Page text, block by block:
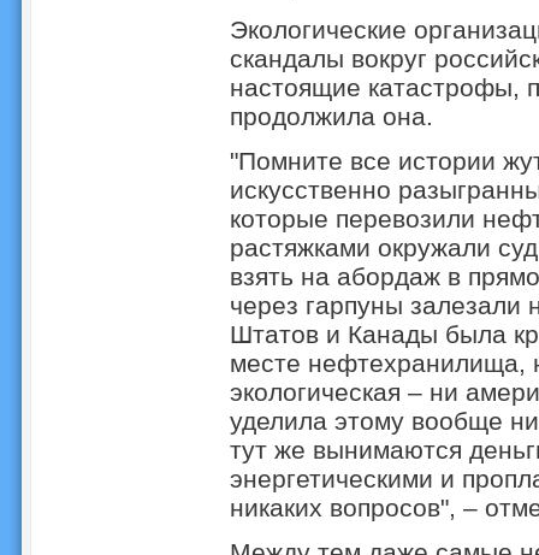
Экологические
скандалы вокруг
настоящие катастрофы,
продолжила она.
"Помните все истории
искусственно
которые перевозили
растяжками окружали
взять на абордаж в
через гарпуны
Штатов и Канады была
месте нефтехранилища,
экологическая – ни
уделила этому вообще
тут же вынимаются
энергетическими и
никаких вопросов", –